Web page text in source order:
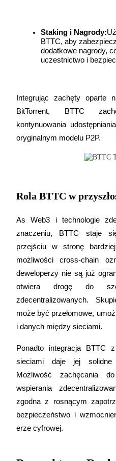
Przewodnik dla
Dowiedz się, jak zachować
Zarabiać
Mocna Świnka
Codziennie zdobywaj
Staking i Nagrody:
BTTC, aby
dodatkowe nagrody,
uczestnictwo i
Integrując zachęty oparte
BitTorrent, BTTC
kontynuowania
oryginalnym modelu P2P.
Rola BTTC w
As Web3 i technologie
znaczeniu, BTTC staje
przejściu w stronę
możliwości cross-chain
deweloperzy nie są już
otwiera drogę do
zdecentralizowanych.
może być przełomowe,
i danych między sieciami.
Ponadto integracja BTTC
sieciami daje jej solidne
Możliwość zachęcania
wspierania
zgodna z rosnącym
bezpieczeństwo i
erze cyfrowej.